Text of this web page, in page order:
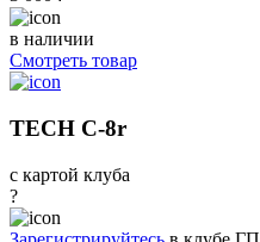
в наличии
Смотреть товар
TECH C-8r
с картой клуба
?